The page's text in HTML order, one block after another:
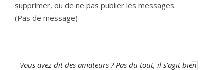
supprimer, ou de ne pas publier les messages.
(Pas de message)
Vous avez dit des amateurs ? Pas du tout, il s’agit bien